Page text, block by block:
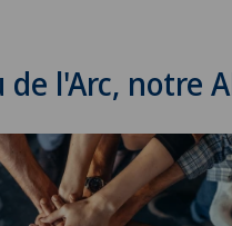
de l'Arc, notre